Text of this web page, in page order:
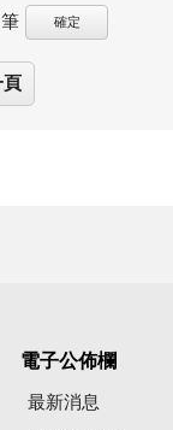
筆 確定
頁
電子公佈欄
最新消息